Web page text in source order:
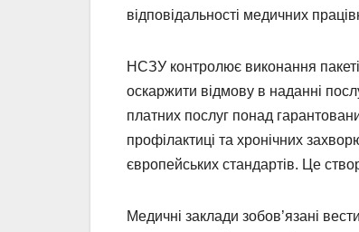
відповідальності медичних
НСЗУ контролює виконання
оскаржити відмову в наданні
платних послуг понад
профілактиці та хронічних
європейських стандартів. Це
Медичні заклади зобов’язані